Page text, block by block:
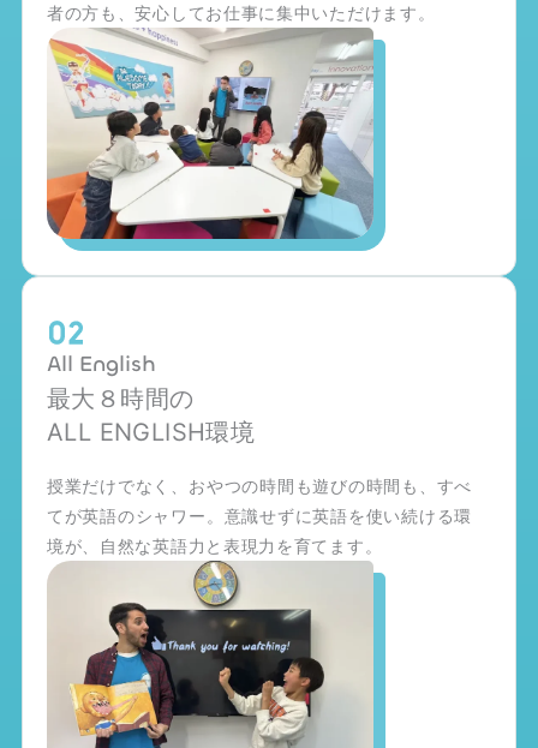
者の方も、安心してお仕事に集中いただけます。
All English
最大８時間の
ALL ENGLISH環境
授業だけでなく、おやつの時間も遊びの時間も、すべ
てが英語のシャワー。意識せずに英語を使い続ける環
境が、自然な英語力と表現力を育てます。